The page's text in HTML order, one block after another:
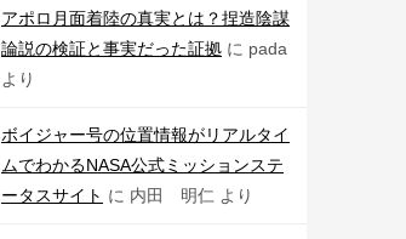
アポロ月面着陸の真実とは？捏造陰謀
論説の検証と事実だった証拠 に pada
より
ボイジャー号の位置情報がリアルタイ
ムでわかるNASA公式ミッションステ
ータスサイト に 内田 明仁 より